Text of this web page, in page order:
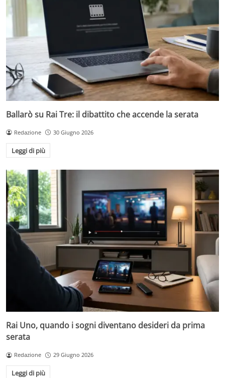
Ballarò su Rai Tre: il dibattito che accende la serata
Redazione 30 Giugno 2026
Leggi di più
Rai Uno, quando i sogni diventano desideri da prima
serata
Redazione 29 Giugno 2026
Leggi di più